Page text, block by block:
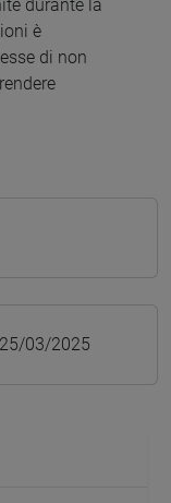
durante la
è
di non
03/2025